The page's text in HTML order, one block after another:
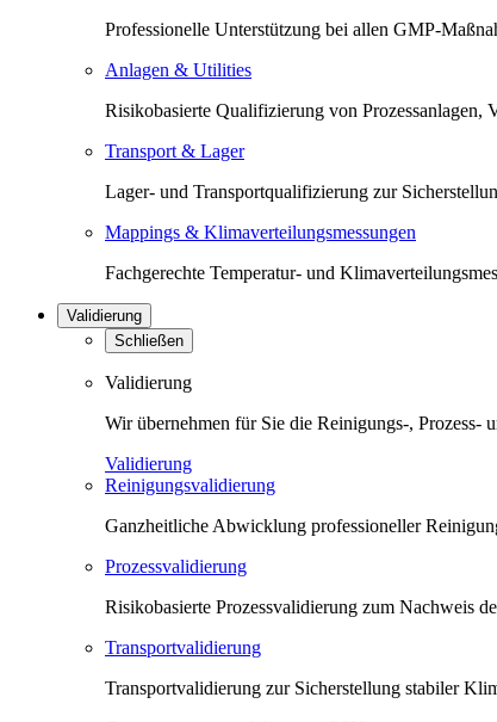
Professionelle Unterstützung bei allen GMP-
Anlagen & Utilities
Risikobasierte Qualifizierung von Prozessanlagen,
Transport & Lager
Lager- und Transportqualifizierung zur
Mappings & Klimaverteilungsmessungen
Fachgerechte Temperatur- und
Validierung
Schließen
Validierung
Wir übernehmen für Sie die Reinigungs-,
Validierung
Reinigungsvalidierung
Ganzheitliche Abwicklung professioneller
Prozessvalidierung
Risikobasierte Prozessvalidierung zum Nachweis
Transportvalidierung
Transportvalidierung zur Sicherstellung stabiler